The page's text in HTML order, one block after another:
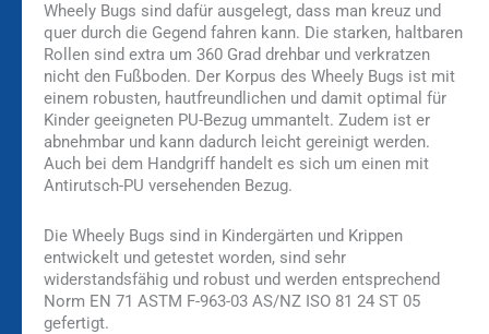
Wheely Bugs sind dafür ausgelegt, dass man kreuz und
quer durch die Gegend fahren kann. Die starken, haltbaren
Rollen sind extra um 360 Grad drehbar und verkratzen
nicht den Fußboden. Der Korpus des Wheely Bugs ist mit
einem robusten, hautfreundlichen und damit optimal für
Kinder geeigneten PU-Bezug ummantelt. Zudem ist er
abnehmbar und kann dadurch leicht gereinigt werden.
Auch bei dem Handgriff handelt es sich um einen mit
Antirutsch-PU versehenden Bezug.
Die Wheely Bugs sind in Kindergärten und Krippen
entwickelt und getestet worden, sind sehr
widerstandsfähig und robust und werden entsprechend
Norm EN 71 ASTM F-963-03 AS/NZ ISO 81 24 ST 05
gefertigt.